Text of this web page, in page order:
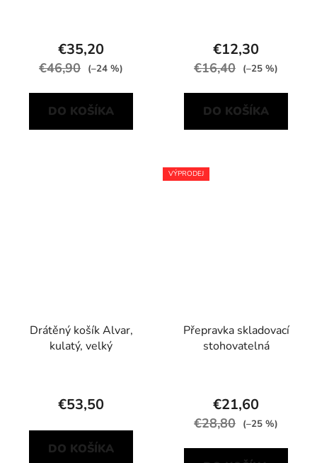
€35,20
€46,90 (–24 %)
DO KOŠÍKA
€12,30
€16,40 (–25 %)
DO KOŠÍKA
Drátěný košík Alvar,
kulatý, velký
€53,50
DO KOŠÍKA
VÝPRODEJ
Přepravka skladovací
stohovatelná
€21,60
€28,80 (–25 %)